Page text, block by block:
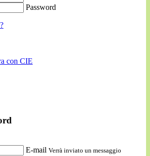
Password
con CIE
E-mail Verrà inviato un messaggio